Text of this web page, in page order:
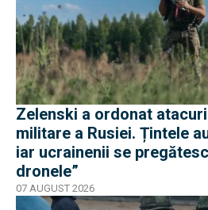
Zelenski a ordonat
militare a Rusiei. Țintele
iar ucrainenii se
dronele”
07 AUGUST 2026